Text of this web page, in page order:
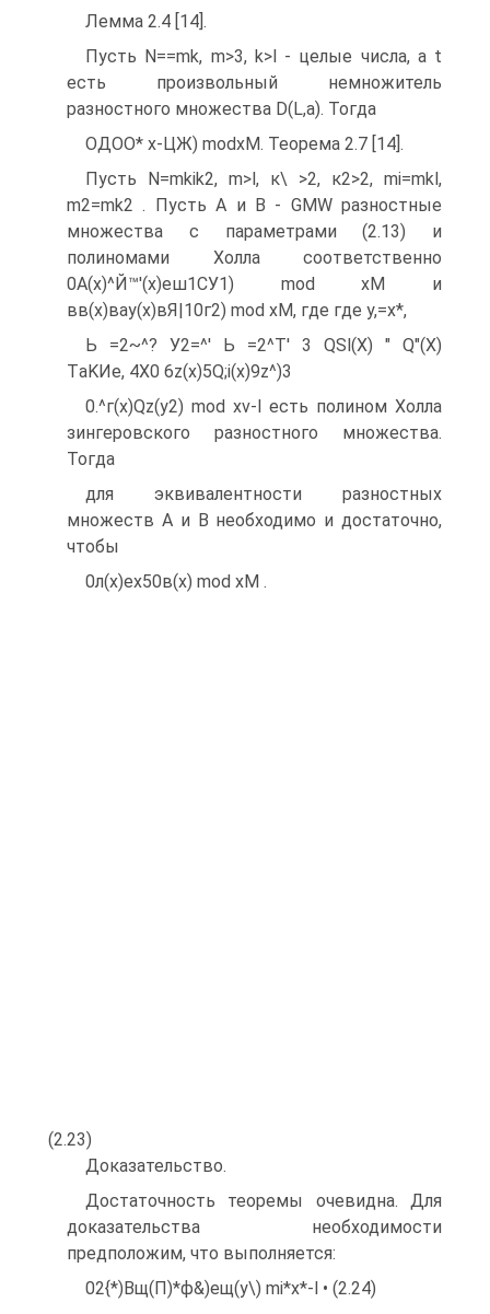
Лемма 2.4 [14].
Пусть N==mk, m>3, k>l - целые числа, а t
есть произвольный немножитель
разностного множества D(L,a). Тогда
ОДОО* х-ЦЖ) modxM. Теорема 2.7 [14].
Пусть N=mkik2, m>l, к\ >2, к2>2, mi=mkl,
m2=mk2 . Пусть А и В - GMW разностные
множества с параметрами (2.13) и
полиномами Холла соответственно
0А(х)^Й™'(х)еш1СУ1) mod хМ и
вв(х)вау(х)вЯ|10г2) mod хМ, где где у,=х*,
Ь =2~^? У2=^' Ь =2^Т' 3 QSl(X) " Q"(X)
TаKИe, 4X0 6z(x)5Q;i(x)9z^)3
0.^г(x)Qz(y2) mod xv-l есть полином Холла
зингеровского разностного множества.
Тогда
для эквивалентности разностных
множеств А и В необходимо и достаточно,
чтобы
0л(х)ех50в(х) mod хМ .
(2.23)
Доказательство.
Достаточность теоремы очевидна. Для
доказательства необходимости
предположим, что выполняется:
02{*)Вщ(П)*ф&)ещ(у\) mi*x*-l • (2.24)